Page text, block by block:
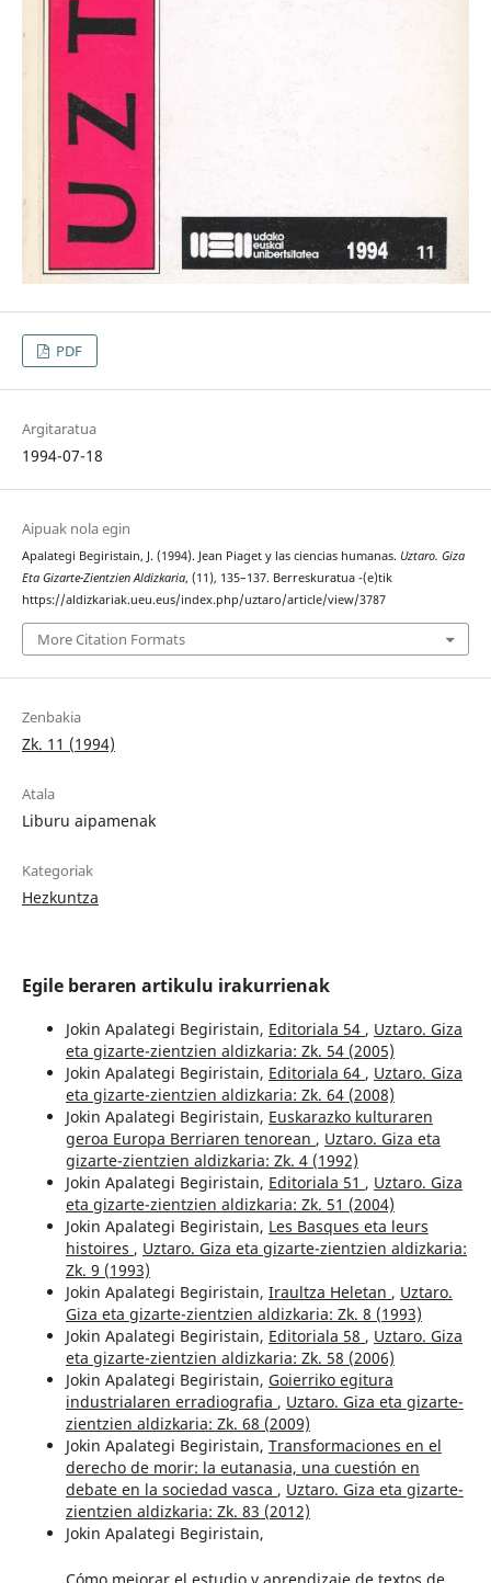
PDF
Argitaratua
1994-07-18
Aipuak nola egin
Apalategi Begiristain, J. (1994). Jean Piaget y las ciencias humanas. Uztaro. Giza
Eta Gizarte-Zientzien Aldizkaria, (11), 135–137. Berreskuratua -(e)tik
https://aldizkariak.ueu.eus/index.php/uztaro/article/view/3787
More Citation Formats
Zenbakia
Zk. 11 (1994)
Atala
Liburu aipamenak
Kategoriak
Hezkuntza
Egile beraren artikulu irakurrienak
Jokin Apalategi Begiristain, Editoriala 54 , Uztaro. Giza
eta gizarte-zientzien aldizkaria: Zk. 54 (2005)
Jokin Apalategi Begiristain, Editoriala 64 , Uztaro. Giza
eta gizarte-zientzien aldizkaria: Zk. 64 (2008)
Jokin Apalategi Begiristain, Euskarazko kulturaren
geroa Europa Berriaren tenorean , Uztaro. Giza eta
gizarte-zientzien aldizkaria: Zk. 4 (1992)
Jokin Apalategi Begiristain, Editoriala 51 , Uztaro. Giza
eta gizarte-zientzien aldizkaria: Zk. 51 (2004)
Jokin Apalategi Begiristain, Les Basques eta leurs
histoires , Uztaro. Giza eta gizarte-zientzien aldizkaria:
Zk. 9 (1993)
Jokin Apalategi Begiristain, Iraultza Heletan , Uztaro.
Giza eta gizarte-zientzien aldizkaria: Zk. 8 (1993)
Jokin Apalategi Begiristain, Editoriala 58 , Uztaro. Giza
eta gizarte-zientzien aldizkaria: Zk. 58 (2006)
Jokin Apalategi Begiristain, Goierriko egitura
industrialaren erradiografia , Uztaro. Giza eta gizarte-
zientzien aldizkaria: Zk. 68 (2009)
Jokin Apalategi Begiristain, Transformaciones en el
derecho de morir: la eutanasia, una cuestión en
debate en la sociedad vasca , Uztaro. Giza eta gizarte-
zientzien aldizkaria: Zk. 83 (2012)
Jokin Apalategi Begiristain,